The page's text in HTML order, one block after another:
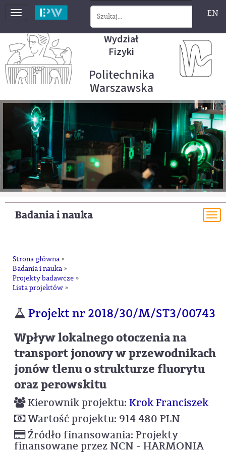
Toggle
EN
Wydział
Fizyki
Politechnika
Warszawska
Badania i nauka
Strona główna »
Badania i nauka »
Projekty badawcze »
Lista projektów »
Projekt nr 2018/30/M/ST3/00743
Wpływ lokalnego otoczenia na
transport jonowy w przewodnikach
jonów tlenu o strukturze fluorytu
oraz perowskitu
Kierownik projektu: Krok Franciszek
Wartość projektu: 914 480 PLN
Źródło finansowania: Projekty
finansowane przez NCN - HARMONIA